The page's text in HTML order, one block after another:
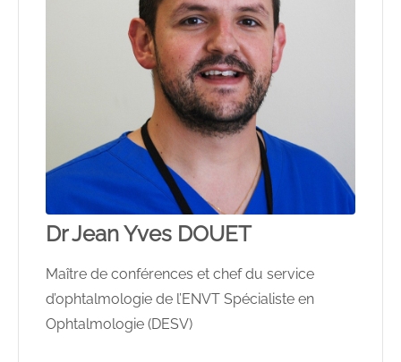
Dr Jean Yves DOUET
Maître de conférences et chef du service
d’ophtalmologie de l’ENVT Spécialiste en
Ophtalmologie (DESV)